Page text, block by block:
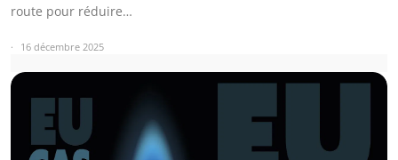
route pour réduire…
16 décembre 2025